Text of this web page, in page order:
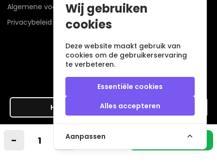
- + In winkelmandje
Algemene voorwaarden
Privacybeleid
Hier de overeenkomst ontbinden
Wij gebruiken
cookies
Deze website maakt gebruik van
cookies om de gebruikerservaring
te verbeteren.
Essentiële cookies
Alles accepteren
Aanpassen